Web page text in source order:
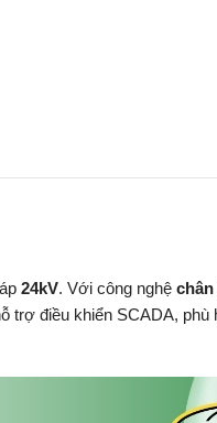
24kV. Với công nghệ
trợ điều khiển SCADA, phù